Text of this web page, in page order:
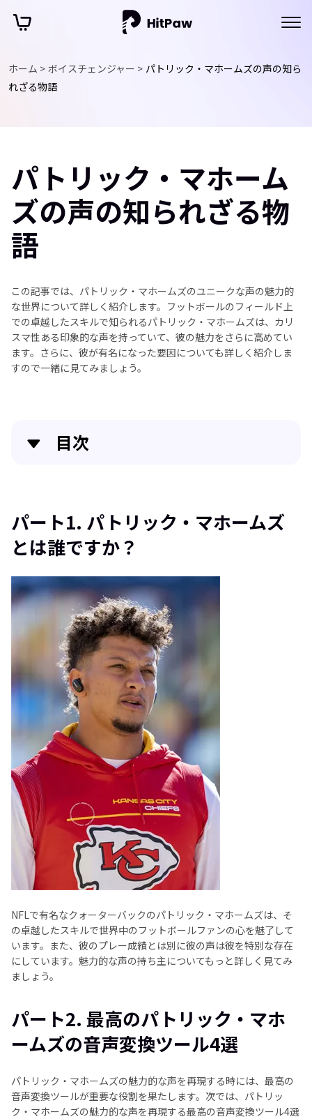
ホーム > ボイスチェンジャー > パトリック・マホームズの声の知ら
れざる物語
パトリック・マホーム
ズの声の知られざる物
語
この記事では、パトリック・マホームズのユニークな声の魅力的
な世界について詳しく紹介します。フットボールのフィールド上
での卓越したスキルで知られるパトリック・マホームズは、カリ
スマ性ある印象的な声を持っていて、彼の魅力をさらに高めてい
ます。さらに、彼が有名になった要因についても詳しく紹介しま
すので一緒に見てみましょう。
目次
パート2. 最高のパトリック・マホームズの音声変換
ツール4選
パート3. エリック・カートマンの声に関するよくあ
る質問
まとめ
パート1. パトリック・マホームズ
とは誰ですか？
NFLで有名なクォーターバックのパトリック・マホームズは、そ
の卓越したスキルで世界中のフットボールファンの心を魅了して
います。また、彼のプレー成績とは別に彼の声は彼を特別な存在
にしています。魅力的な声の持ち主についてもっと詳しく見てみ
ましょう。
パート2. 最高のパトリック・マホ
ームズの音声変換ツール4選
パトリック・マホームズの魅力的な声を再現する時には、最高の
音声変換ツールが重要な役割を果たします。次では、パトリッ
ク・マホームズの魅力的な声を再現する最高の音声変換ツール4選